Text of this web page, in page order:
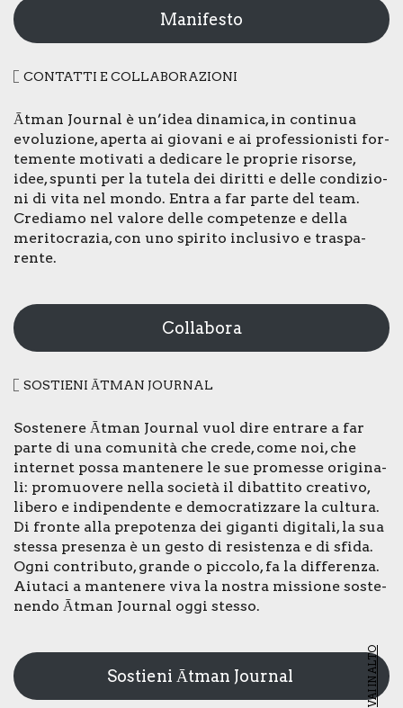
Manifesto
CON­TAT­TI E COL­LA­BO­RA­ZIO­NI
Ātman Jour­nal è un’idea dina­mi­ca, in con­ti­nua
evo­lu­zio­ne, aper­ta ai gio­va­ni e ai pro­fes­sio­ni­sti for­
te­men­te moti­va­ti a dedi­ca­re le pro­prie risor­se,
idee, spun­ti per la tute­la dei dirit­ti e del­le con­di­zio­
ni di vita nel mon­do. Entra a far par­te del team.
Cre­dia­mo nel valo­re del­le com­pe­ten­ze e del­la
meri­to­cra­zia, con uno spi­ri­to inclu­si­vo e tra­spa­
ren­te.
Collabora
SOSTIE­NI ĀTMAN JOUR­NAL
Soste­ne­re Ātman Jour­nal vuol dire entra­re a far
par­te di una comu­ni­tà che cre­de, come noi, che
inter­net pos­sa man­te­ne­re le sue pro­mes­se ori­gi­na­
li: pro­muo­ve­re nel­la socie­tà il dibat­ti­to crea­ti­vo,
libe­ro e indi­pen­den­te e demo­cra­tiz­za­re la cul­tu­ra.
Di fron­te alla pre­po­ten­za dei gigan­ti digi­ta­li, la sua
stes­sa pre­sen­za è un gesto di resi­sten­za e di sfi­da.
Ogni con­tri­bu­to, gran­de o pic­co­lo, fa la dif­fe­ren­za.
Aiu­ta­ci a man­te­ne­re viva la nostra mis­sio­ne soste­
nen­do Ātman Jour­nal oggi stes­so.
Sostieni Ātman Journal VAI IN ALTO